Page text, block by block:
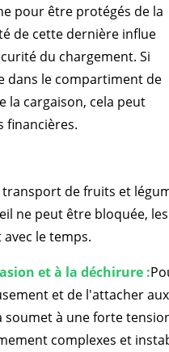
pour être protégés de la
de cette dernière influe
du chargement. Si
dans le compartiment de
la cargaison, cela peut
financières.
transport de fruits et
ne peut être bloquée,
le temps.
et à la déchirure :
et de l'attacher
soumet à une forte
complexes et